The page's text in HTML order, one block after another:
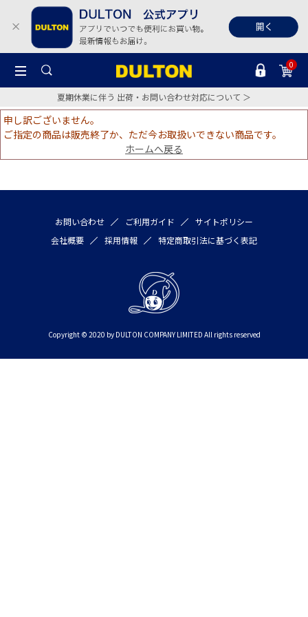
0
夏期休業に伴う 出荷・お問い合わせ対応について ＞
申し訳ございません。
ご指定の商品は販売終了か、ただ今お取扱いできない商品です。
ホームへ戻る
お問い合わせ ご利用ガイド
サイトポリシー
会社概要
採用情報 特定商取引法に基づく表記
Copyright © 2020 by DULTON COMPANY LIMITED All rights reserved